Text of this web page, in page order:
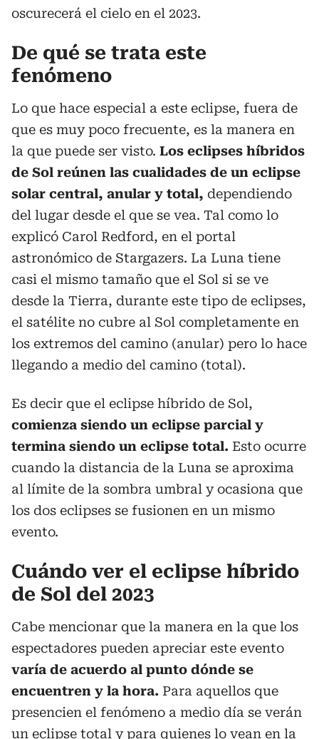
oscurecerá el cielo en el 2023.
De qué se trata este
fenómeno
Lo que hace especial a este eclipse, fuera de
que es muy poco frecuente, es la manera en
la que puede ser visto. Los eclipses híbridos
de Sol reúnen las cualidades de un eclipse
solar central, anular y total, dependiendo
del lugar desde el que se vea. Tal como lo
explicó Carol Redford, en el portal
astronómico de Stargazers. La Luna tiene
casi el mismo tamaño que el Sol si se ve
desde la Tierra, durante este tipo de eclipses,
el satélite no cubre al Sol completamente en
los extremos del camino (anular) pero lo hace
llegando a medio del camino (total).
Es decir que el eclipse híbrido de Sol,
comienza siendo un eclipse parcial y
termina siendo un eclipse total. Esto ocurre
cuando la distancia de la Luna se aproxima
al límite de la sombra umbral y ocasiona que
los dos eclipses se fusionen en un mismo
evento.
Cuándo ver el eclipse híbrido
de Sol del 2023
Cabe mencionar que la manera en la que los
espectadores pueden apreciar este evento
varía de acuerdo al punto dónde se
encuentren y la hora. Para aquellos que
presencien el fenómeno a medio día se verán
un eclipse total y para quienes lo vean en la